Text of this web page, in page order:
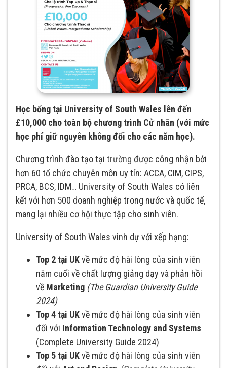
Học bổng tại University of South Wales lên đến
£10,000 cho toàn bộ chương trình Cử nhân (với mức
học phí giữ nguyên không đổi cho các năm học).
Chương trình đào tạo tại trường được công nhận bởi
hơn 60 tổ chức chuyên môn uy tín: ACCA, CIM, CIPS,
PRCA, BCS, IDM… University of South Wales có liên
kết với hơn 500 doanh nghiệp trong nước và quốc tế,
mang lại nhiều cơ hội thực tập cho sinh viên.
University of South Wales vinh dự với xếp hạng:
Top 2 tại UKvề mức độ hài lòng của sinh viên
năm cuối về chất lượng giảng dạy và phản hồi
về Marketing (The Guardian University Guide
2024)
Top 4 tại UKvề mức độ hài lòng của sinh viên
đối với Information Technology and Systems
(Complete University Guide 2024)
Top 5 tại UKvề mức độ hài lòng của sinh viên